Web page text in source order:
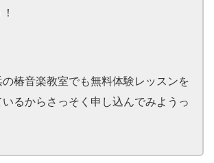
の椿音楽教室でも無料体験レッスンを
いるからさっそく申し込んでみようっ